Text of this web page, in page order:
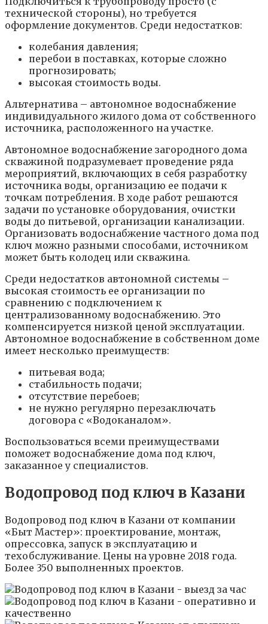
технической стороны), но требуется
оформление документов. Среди недостатков:
колебания давления;
перебои в поставках, которые сложно
прогнозировать;
высокая стоимость воды.
Альтернатива – автономное водоснабжение
индивидуального жилого дома от собственного
источника, расположенного на участке.
Автономное водоснабжение загородного дома
скважиной подразумевает проведение ряда
мероприятий, включающих в себя разработку
источника воды, организацию ее подачи к
точкам потребления. В ходе работ решаются
задачи по установке оборудования, очистки
воды до питьевой, организации канализации.
Организовать водоснабжение частного дома под
ключ можно разными способами, источником
может быть колодец или скважина.
Среди недостатков автономной системы –
высокая стоимость ее организации по
сравнению с подключением к
централизованному водоснабжению. Это
компенсируется низкой ценой эксплуатации.
Автономное водоснабжение в собственном доме
имеет несколько преимуществ:
питьевая вода;
стабильность подачи;
отсутствие перебоев;
не нужно регулярно перезаключать
договора с «Водоканалом».
Воспользоваться всеми преимуществами
поможет водоснабжение дома под ключ,
заказанное у специалистов.
Водопровод под ключ в Казани
Водопровод под ключ в Казани от компании
«Быт Мастер»: проектирование, монтаж,
опрессовка, запуск в эксплуатацию и
техобслуживание. Цены на уровне 2018 года.
Более 350 выполненных проектов.